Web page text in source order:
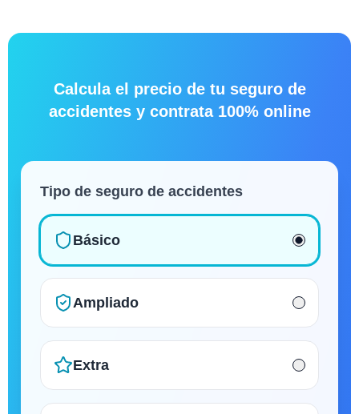
Calcula el precio de tu seguro de
accidentes y contrata 100% online
Tipo de seguro de accidentes
Básico
Ampliado
Extra